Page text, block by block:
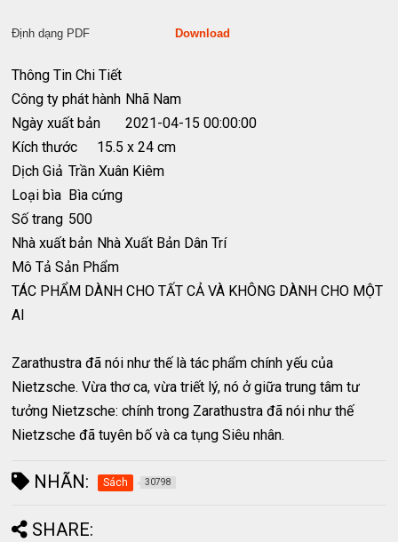
Định dạng PDF Download
Thông Tin Chi Tiết
Công ty phát hành Nhã Nam
Ngày xuất bản
2021-04-15 00:00:00
Kích thước
15.5 x 24 cm
Dịch Giả Trần Xuân Kiêm
Loại bìa Bìa cứng
Số trang 500
Nhà xuất bản Nhà Xuất Bản Dân Trí
Mô Tả Sản Phẩm
TÁC PHẨM DÀNH CHO TẤT CẢ VÀ KHÔNG DÀNH CHO MỘT
AI
Zarathustra đã nói như thế là tác phẩm chính yếu của
Nietzsche. Vừa thơ ca, vừa triết lý, nó ở giữa trung tâm tư
tưởng Nietzsche: chính trong Zarathustra đã nói như thế
Nietzsche đã tuyên bố và ca tụng Siêu nhân.
NHÃN: Sách 30798
SHARE: